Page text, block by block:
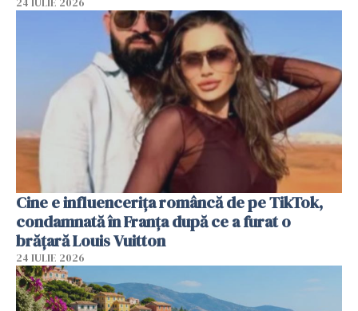
Cine e influencerița româncă de pe TikTok,
condamnată în Franța după ce a furat o
brățară Louis Vuitton
24 IULIE 2026